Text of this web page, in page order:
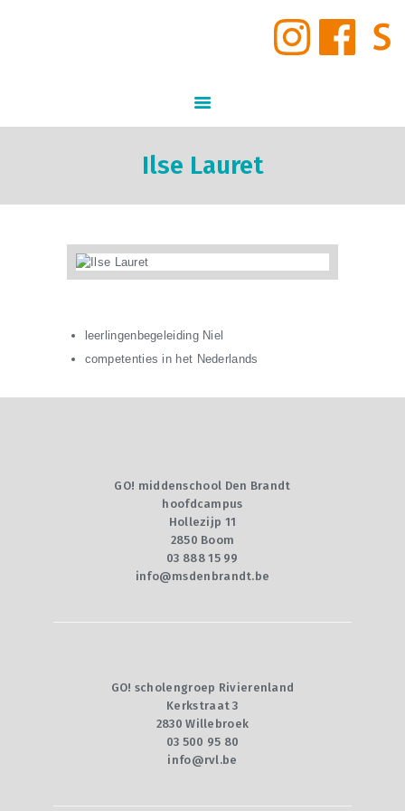
Ilse Lauret
GO! Middenschool Den Brandt
VIRTUELE TOUR DOOR DE
SCHOOL
INFORMATIE
SCHOOLREGLEMENT
CONTACT
leerlingenbegeleiding Niel
competenties in het Nederlands
GO! middenschool Den Brandt
hoofdcampus
Hollezijp 11
2850 Boom
03 888 15 99
info@msdenbrandt.be
GO! scholengroep Rivierenland
Kerkstraat 3
2830 Willebroek
03 500 95 80
info@rvl.be